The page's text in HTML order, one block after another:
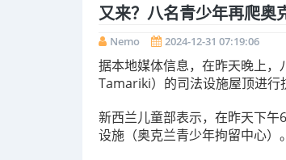
又来？八名青少年再爬奥
Nemo 2024-12-31 07:19:06
据本地媒体信息，在昨天晚上
Tamariki）的司法设施屋顶进行
新西兰儿童部表示，在昨天下
设施（奥克兰青少年拘留中心）。